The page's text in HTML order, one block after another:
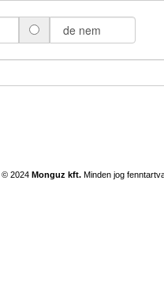
de nem
© 2024 Monguz kft. Minden jog